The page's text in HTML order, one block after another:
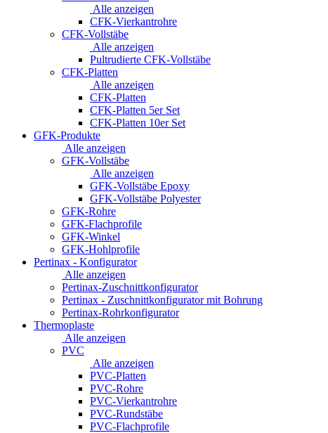
Alle anzeigen
CFK-Vierkantrohre
CFK-Vollstäbe
Alle anzeigen
Pultrudierte CFK-Vollstäbe
CFK-Platten
Alle anzeigen
CFK-Platten
CFK-Platten 5er Set
CFK-Platten 10er Set
GFK-Produkte
Alle anzeigen
GFK-Vollstäbe
Alle anzeigen
GFK-Vollstäbe Epoxy
GFK-Vollstäbe Polyester
GFK-Rohre
GFK-Flachprofile
GFK-Winkel
GFK-Hohlprofile
Pertinax - Konfigurator
Alle anzeigen
Pertinax-Zuschnittkonfigurator
Pertinax - Zuschnittkonfigurator mit Bohrung
Pertinax-Rohrkonfigurator
Thermoplaste
Alle anzeigen
PVC
Alle anzeigen
PVC-Platten
PVC-Rohre
PVC-Vierkantrohre
PVC-Rundstäbe
PVC-Flachprofile